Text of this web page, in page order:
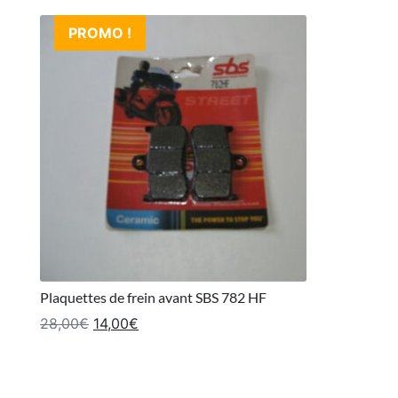
PROMO !
Plaquettes de frein avant SBS 782 HF
28,00€ Le prix initial était : 28,00€.
14,00€